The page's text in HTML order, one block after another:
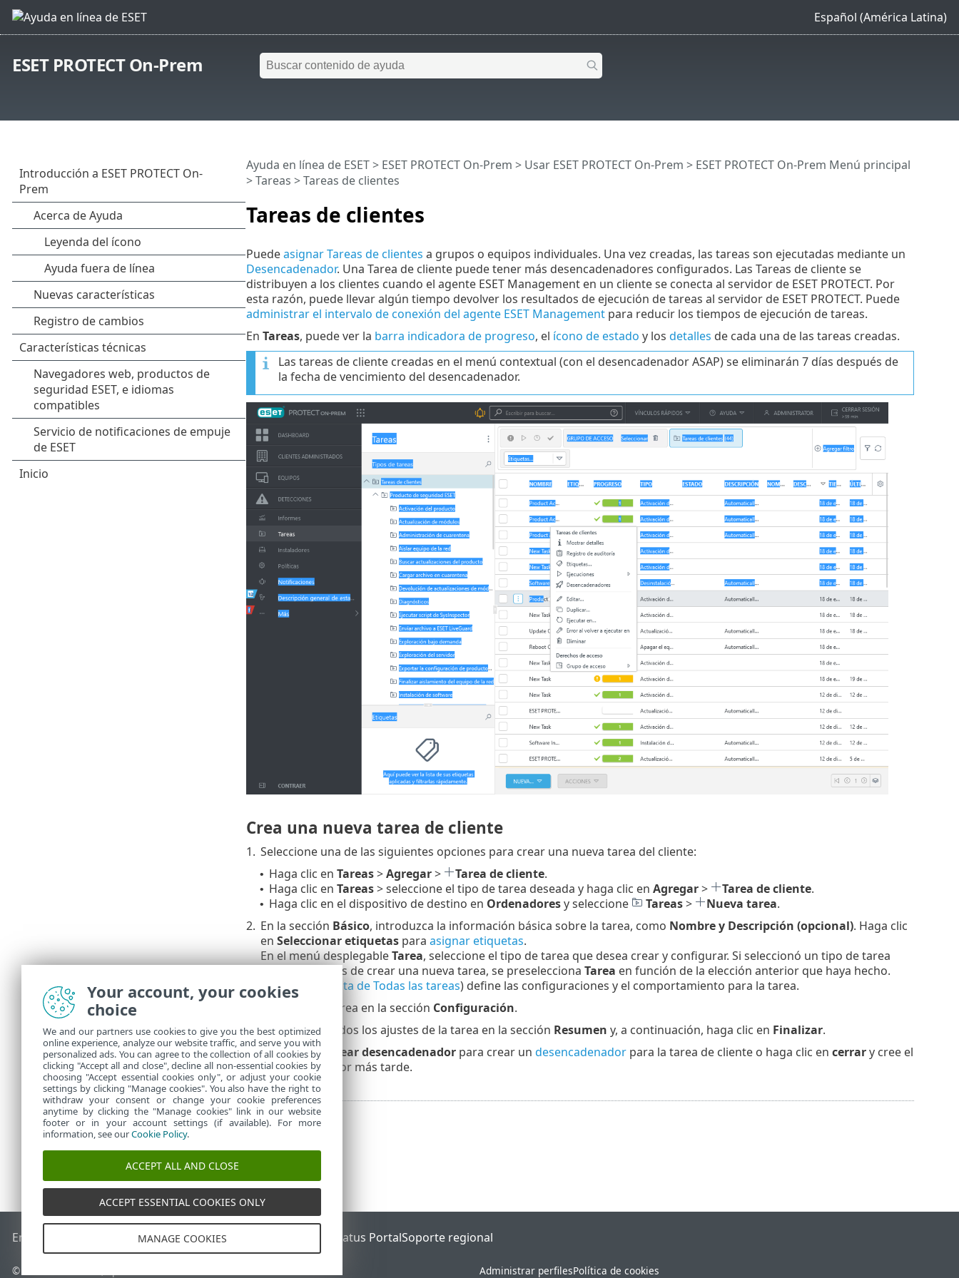
Español (América Latina)
ESET PROTECT On-Prem
Tareas de clientes
Ayuda en línea de ESET> ESET PROTECT On-Prem > Usar ESET PROTECT On-Prem > ESET PROTECT On-Prem Menú principal
>Tareas > Tareas de clientes
Puedeasignar Tareas de clientes a grupos o equipos individuales. Una vez creadas, las tareas son ejecutadas mediante un
Desencadenador. Una Tarea de cliente puede tener más desencadenadores configurados. Las Tareas de cliente se
distribuyen a los clientes cuando el agente ESET Management en un cliente se conecta al servidor de ESET PROTECT. Por
esta razón, puede llevar algún tiempo devolver los resultados de ejecución de tareas al servidor de ESET PROTECT. Puede
administrar el intervalo de conexión del agente ESET Managementpara reducir los tiempos de ejecución de tareas.
En Tareas, puede ver la barra indicadora de progreso, el ícono de estado y los detalles de cada una de las tareas creadas.
Las tareas de cliente creadas en el menú contextual (con el desencadenador ASAP) se eliminarán 7 días después de
la fecha de vencimiento del desencadenador.
Crea una nueva tarea de cliente
1. Seleccione una de las siguientes opciones para crear una nueva tarea del cliente:
• Haga clic en Tareas>Agregar> Tarea de cliente.
• Haga clic en Tareas> seleccione el tipo de tarea deseada y haga clic en Agregar> Tarea de cliente.
• Haga clic en el dispositivo de destino en Ordenadoresy seleccione Tareas> Nueva tarea.
2. En la sección Básico, introduzca la información básica sobre la tarea, como Nombre y Descripción (opcional). Haga clic
en Seleccionar etiquetaspara asignar etiquetas.
En el menú desplegableTarea, seleccione el tipo de tarea que desea crear y configurar. Si seleccionó un tipo de tarea
específico antes de crear una nueva tarea, se preselecciona Tarea en función de la elección anterior que haya hecho.
Tarea(vea la lista de Todas las tareas) define las configuraciones y el comportamiento para la tarea.
Configure la tarea en la sección Configuración.
4. Compruebe todos los ajustes de la tarea en la sección Resumen y, a continuación, haga clic en Finalizar.
5. Haga clic en Crear desencadenadorpara crear un desencadenadorpara la tarea de cliente o haga clic en cerrary cree el
desencadenador más tarde.
End of Life Base de conocimiento de ESET ESET Status PortalSoporte regional
© 1992 - 2026 ESET, spol. s r.o. - Todos los derechos reservados. Administrar perfilesPolítica de cookies
Your account, your cookies
choice
We and our partners use cookies to give you the best optimized
online experience, analyze our website traffic, and serve you with
personalized ads. You can agree to the collection of all cookies by
clicking "Accept all and close", decline all non-essential cookies by
choosing "Accept essential cookies only", or adjust your cookie
settings by clicking "Manage cookies". You also have the right to
withdraw your consent or change your cookie preferences
anytime by clicking the "Manage cookies" link in our website
footer or in your account settings (if available). For more
information, see ourCookie Policy.
ACCEPT ALL AND CLOSE
ACCEPT ESSENTIAL COOKIES ONLY
MANAGE COOKIES